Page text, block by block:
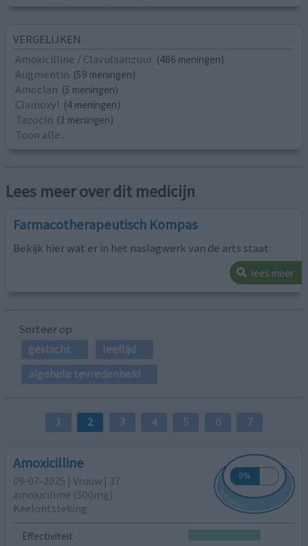
VERGELIJKEN
Amoxicilline / Clavulaanzuur (486 meningen)
Augmentin (59 meningen)
Amoclan (5 meningen)
Clamoxyl (4 meningen)
Tazocin (3 meningen)
Toon alle...
Lees meer over dit medicijn
Farmacotherapeutisch Kompas
Bekijk hier wat er in het naslagwerk van de arts staat
lees meer
Sorteer op
geslacht
leeftijd
algehele tevredenheid
1 2 3 4 5 6 7
Amoxicilline
09-07-2025 | Vrouw | 37
amoxicilline (500mg)
Keelontsteking
Effectiviteit